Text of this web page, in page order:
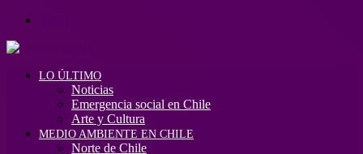
LO ÚLTIMO
Noticias
Emergencia social en Chile
Arte y Cultura
MEDIO AMBIENTE EN CHILE
Norte de Chile